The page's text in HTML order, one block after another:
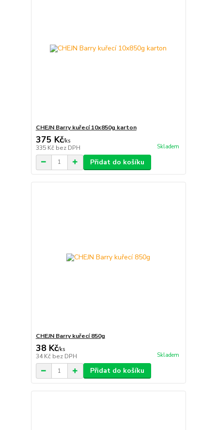
CHEJN Barry kuřecí 10x850g karton
375 Kč/ks
335 Kč bez DPH Skladem
Přidat do košíku
CHEJN Barry kuřecí 850g
38 Kč/ks
34 Kč bez DPH Skladem
Přidat do košíku